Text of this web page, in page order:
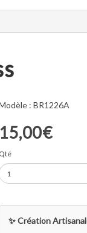
: BR1226A
15,00€
Qté
✨ Création